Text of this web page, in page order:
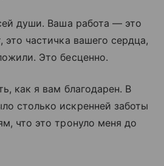
души. Ваша работа — это
это частичка вашего сердца,
Это бесценно.
как я вам благодарен. В
столько искренней заботы
что это тронуло меня до